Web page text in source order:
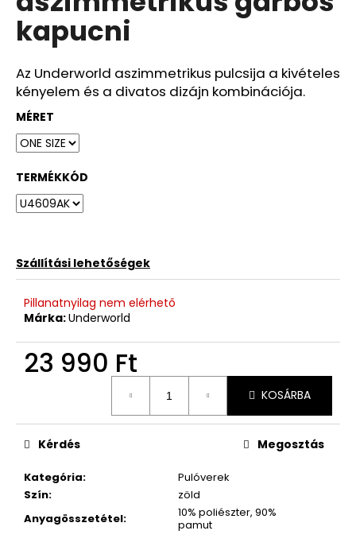
ből
0,0
csillag.
kapucni
Az Underworld aszimmetrikus pulcsija a kivételes
kényelem és a divatos dizájn kombinációja.
MÉRET
TERMÉKKÓD
Szállítási lehetőségek
Pillanatnyilag nem elérhető
Márka:Underworld
23 990 Ft
KOSÁRBA
Kategória:
Pulóverek
Szín:
zöld
Anyagösszetétel:
10% poliészter, 90%
pamut
Kérdés Megosztás